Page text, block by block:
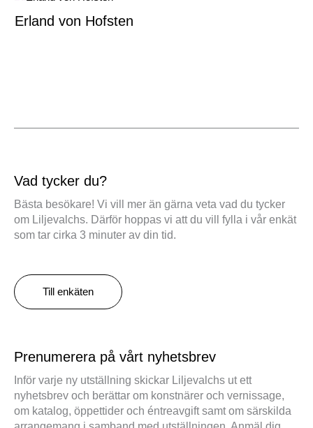
Erland von Hofsten
Vad tycker du?
Bästa besökare! Vi vill mer än gärna veta vad du tycker
om Liljevalchs. Därför hoppas vi att du vill fylla i vår enkät
som tar cirka 3 minuter av din tid.
Till enkäten
Prenumerera på vårt nyhetsbrev
Inför varje ny utställning skickar Liljevalchs ut ett
nyhetsbrev och berättar om konstnärer och vernissage,
om katalog, öppettider och éntreavgift samt om särskilda